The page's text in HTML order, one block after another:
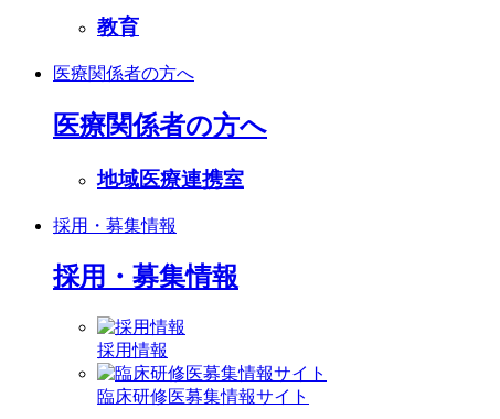
教育
医療関係者の方へ
医療関係者の方へ
地域医療連携室
採用・募集情報
採用・募集情報
採用情報
臨床研修医募集情報サイト